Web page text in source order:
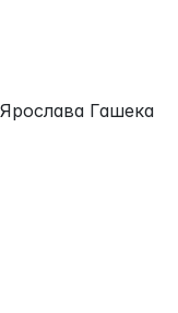
Ярослава Гашека